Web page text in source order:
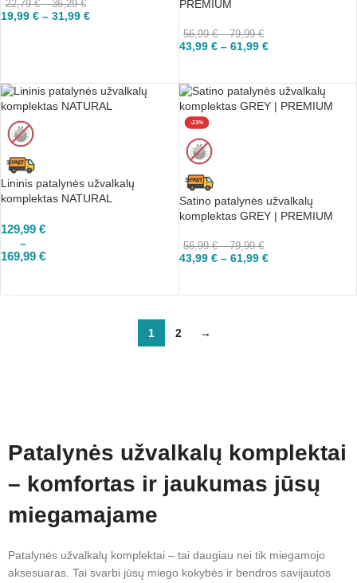
22,79€–36,29€
19,99 € – 31,99 €
PREMIUM
56,99€–79,99€
43,99 €– 61,99 €
Lininis patalynės užvalkalų
komplektas NATURAL
129,99 €
–
169,99 €
-23%
Satino patalynės užvalkalų
komplektas GREY | PREMIUM
56,99€–79,99€
43,99 €– 61,99 €
1 2 →
Patalynės užvalkalų komplektai
– komfortas ir jaukumas jūsų
miegamajame
Patalynės užvalkalų komplektai – tai daugiau nei tik miegamojo
aksesuaras. Tai svarbi jūsų miego kokybės ir bendros savijautos